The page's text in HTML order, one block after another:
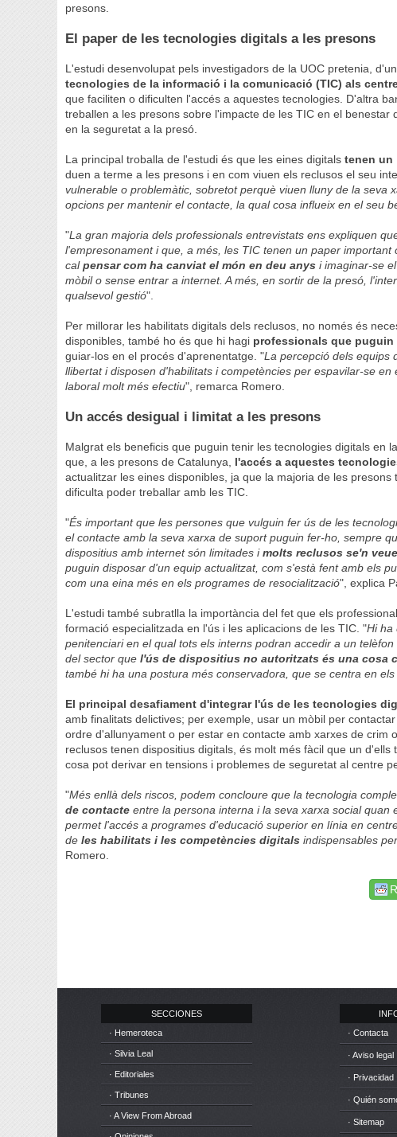
presons.
El paper de les tecnologies digitals a les presons
L'estudi desenvolupat pels investigadors de la UOC pretenia,
tecnologies de la informació i la comunicació (TIC) als
que faciliten o dificulten l'accés a aquestes tecnologies. D'altra
treballen a les presons sobre l'impacte de les TIC en el
en la seguretat a la presó.
La principal troballa de l'estudi és que les eines digitalstenen un
duen a terme a les presons i en com viuen els reclusos el seu
vulnerable o problemàtic, sobretot perquè viuen lluny de la seva
opcions per mantenir el contacte, la qual cosa influeix en el seu
"La gran majoria dels professionals entrevistats ens expliquen
l'empresonament i que, a més, les TIC tenen un paper important
calpensar com ha canviat el món en deu anys i imaginar-se
mòbil o sense entrar a internet. A més, en sortir de la presó,
qualsevol gestió".
Per millorar les habilitats digitals dels reclusos, no només és
disponibles, també ho és que hi hagi professionals que
guiar-los en el procés d'aprenentatge. "La percepció dels equips
llibertat i disposen d'habilitats i competències per espavilar-se
laboral molt més efectiu", remarca Romero.
Un accés desigual i limitat a les presons
Malgrat els beneficis que puguin tenir les tecnologies digitals en
que, a les presons de Catalunya, l'accés a aquestes
actualitzar les eines disponibles, ja que la majoria de les
dificulta poder treballar amb les TIC.
"És important que les persones que vulguin fer ús de les
el contacte amb la seva xarxa de suport puguin fer-ho, sempre
dispositius amb internet són limitades imolts reclusos se'n
puguin disposar d'un equip actualitzat, com s'està fent amb els
com una eina més en els programes de resocialització", explica
L'estudi també subratlla la importància del fet que els
formació especialitzada en l'ús i les aplicacions de les TIC. "Hi ha
penitenciari en el qual tots els interns podran accedir a un
del sector quel'ús de dispositius no autoritzats és una cosa
també hi ha una postura més conservadora, que se centra en
El principal desafiament d'integrar l'ús de les tecnologies
amb finalitats delictives; per exemple, usar un mòbil per
ordre d'allunyament o per estar en contacte amb xarxes de crim
reclusos tenen dispositius digitals, és molt més fàcil que un
cosa pot derivar en tensions i problemes de seguretat al centre
"Més enllà dels riscos, podem concloure que la tecnologia
de contacte entre la persona interna i la seva xarxa social
permet l'accés a programes d'educació superior en línia en
deles habilitats i les competències digitals indispensables
Romero.
SECCIONES
· Hemeroteca
· Silvia Leal
· Editoriales
· Tribunes
· A View From Abroad
· Contacta
· Aviso legal
· Privacidad
· Quién
· Sitemap